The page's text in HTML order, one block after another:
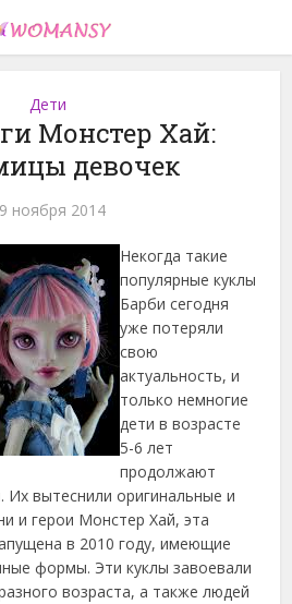
Дети
Монстер Хай:
девочек
ноября 2014
Некогда такие
популярные куклы
Барби сегодня
уже потеряли
свою
актуальность, и
только немногие
дети в возрасте
5-6 лет
продолжают
Их вытеснили оригинальные и
и герои Монстер Хай, эта
в 2010 году, имеющие
формы. Эти куклы завоевали
возраста, а также людей